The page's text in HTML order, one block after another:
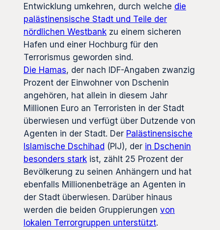
Entwicklung umkehren, durch welche die
palästinensische Stadt und Teile der
nördlichen Westbank zu einem sicheren
Hafen und einer Hochburg für den
Terrorismus geworden sind.
Die Hamas, der nach IDF-Angaben zwanzig
Prozent der Einwohner von Dschenin
angehören, hat allein in diesem Jahr
Millionen Euro an Terroristen in der Stadt
überwiesen und verfügt über Dutzende von
Agenten in der Stadt. Der Palästinensische
Islamische Dschihad (PIJ), der in Dschenin
besonders stark ist, zählt 25 Prozent der
Bevölkerung zu seinen Anhängern und hat
ebenfalls Millionenbeträge an Agenten in
der Stadt überwiesen. Darüber hinaus
werden die beiden Gruppierungen von
lokalen Terrorgruppen unterstützt.